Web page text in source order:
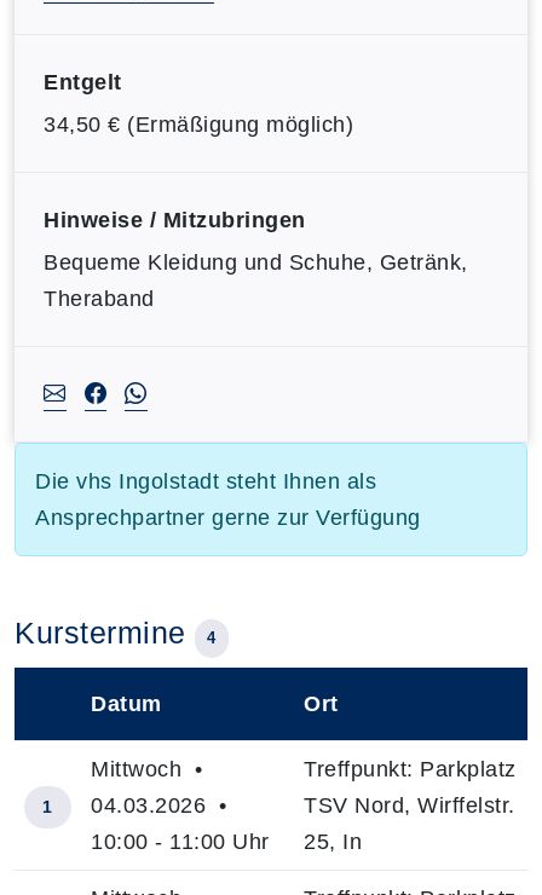
Entgelt
34,50 € (Ermäßigung möglich)
Hinweise / Mitzubringen
Bequeme Kleidung und Schuhe, Getränk,
Theraband
Die vhs Ingolstadt steht Ihnen als
Ansprechpartner gerne zur Verfügung
Kurstermine 4
Datum Ort
1
Mittwoch •
04.03.2026 •
10:00 - 11:00 Uhr
Treffpunkt: Parkplatz
TSV Nord, Wirffelstr.
25, In